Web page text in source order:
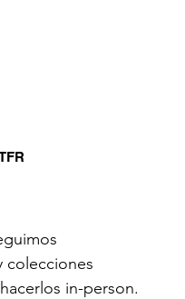
colecciones
in-person.